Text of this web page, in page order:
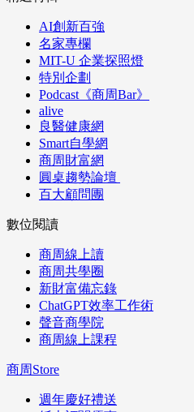
AI創新百強
名家專欄
MIT-U 企業探照燈
特別企劃
Podcast《商周Bar》
alive
良醫健康網
Smart自學網
商周財富網
圓桌趨勢論壇
百大顧問團
數位閱讀
商周線上讀
商周共學圈
新財富備忘錄
ChatGPT效率工作術
聲音商學院
商周線上課程
商周Store
週年慶好禮送